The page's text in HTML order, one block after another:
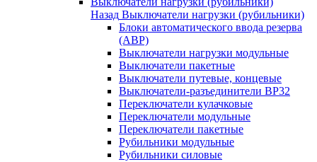
Назад Выключатели нагрузки (рубильники)
Блоки автоматического ввода резерва
(АВР)
Выключатели нагрузки модульные
Выключатели пакетные
Выключатели путевые, концевые
Выключатели-разъединители ВР32
Переключатели кулачковые
Переключатели модульные
Переключатели пакетные
Рубильники модульные
Рубильники силовые